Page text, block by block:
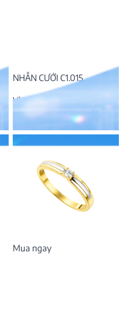
NHẪN CƯỚI C1.015
Vàng 10K, đá CZ
7.881.000
Mua ngay